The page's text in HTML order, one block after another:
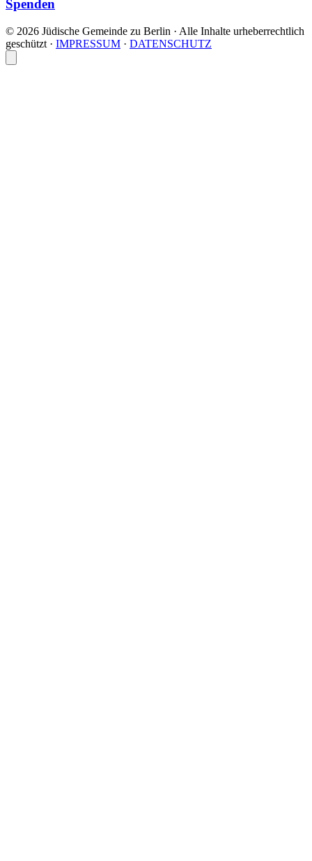
Spenden
© 2026 Jüdische Gemeinde zu Berlin · Alle Inhalte urheberrechtlich
geschützt · IMPRESSUM · DATENSCHUTZ